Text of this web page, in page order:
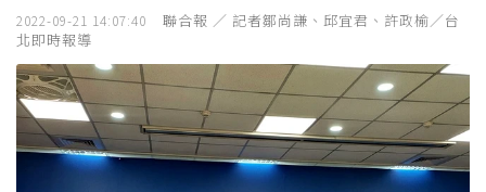
2022-09-21 14:07:40
聯合報 ／ 記者鄒尚謙、邱宜君、許政榆／台
北即時報導